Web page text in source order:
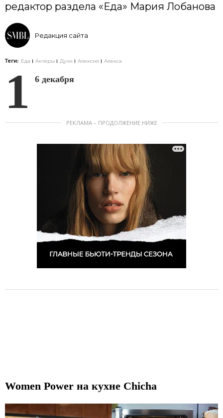
редактор раздела «Еда» Мария Лобанова
Редакция сайта
Теги: Еда Актёры Духи Алексия Алекса
1 6 декабря
РЕКЛАМА – ПРОДОЛЖЕНИЕ НИЖЕ
Women Power на кухне Chicha